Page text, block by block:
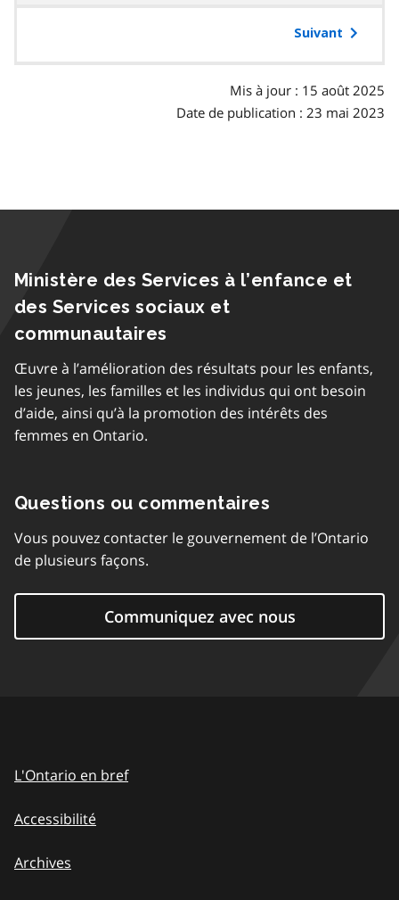
table
matières
Suivant
Mis à jour : 15 août 2025
Date de publication : 23 mai 2023
Ministère des Services à l’enfance et
des Services sociaux et
communautaires
Œuvre à l’amélioration des résultats pour les enfants,
les jeunes, les familles et les individus qui ont besoin
d’aide, ainsi qu’à la promotion des intérêts des
femmes en Ontario.
Questions ou commentaires
Vous pouvez contacter le gouvernement de l’Ontario
de plusieurs façons.
Communiquez avec nous
L'Ontario en bref
Accessibilité
Archives